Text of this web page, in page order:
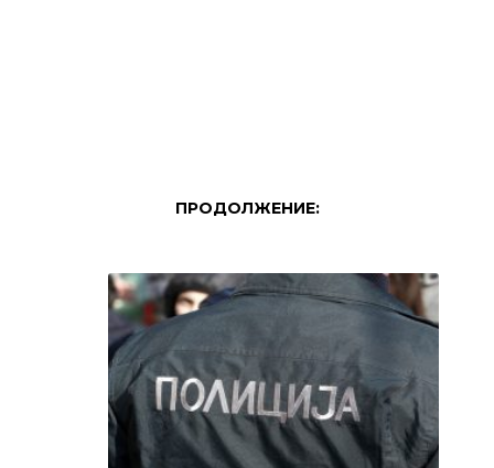
ПРОДОЛЖЕНИЕ: